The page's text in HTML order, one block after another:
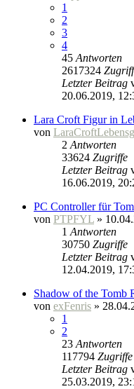
1
2
3
4
45 Antworten
2617324
Letzter Beitrag
20.06.2019,
Lara Croft Figur in
von
2 Antworten
33624 Zugriffe
Letzter Beitrag
16.06.2019,
PC Controller für
von PTPFYL »
1 Antworten
30750 Zugriffe
Letzter Beitrag
12.04.2019,
Shadow of the Tomb
von exFenris »
1
2
23 Antworten
117794 Zugriffe
Letzter Beitrag
25.03.2019,